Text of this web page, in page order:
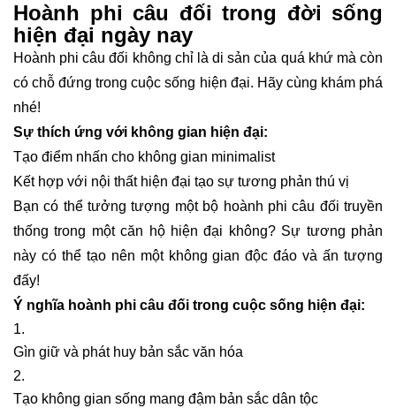
Hoành phi câu đối trong đời sống
hiện đại ngày nay
Hoành phi câu đối không chỉ là di sản của quá khứ mà còn
có chỗ đứng trong cuộc sống hiện đại. Hãy cùng khám phá
nhé!
Sự thích ứng với không gian hiện đại:
Tạo điểm nhấn cho không gian minimalist
Kết hợp với nội thất hiện đại tạo sự tương phản thú vị
Bạn có thể tưởng tượng một bộ hoành phi câu đối truyền
thống trong một căn hộ hiện đại không? Sự tương phản
này có thể tạo nên một không gian độc đáo và ấn tượng
đấy!
Ý nghĩa hoành phi câu đối trong cuộc sống hiện đại:
Gìn giữ và phát huy bản sắc văn hóa
Tạo không gian sống mang đậm bản sắc dân tộc